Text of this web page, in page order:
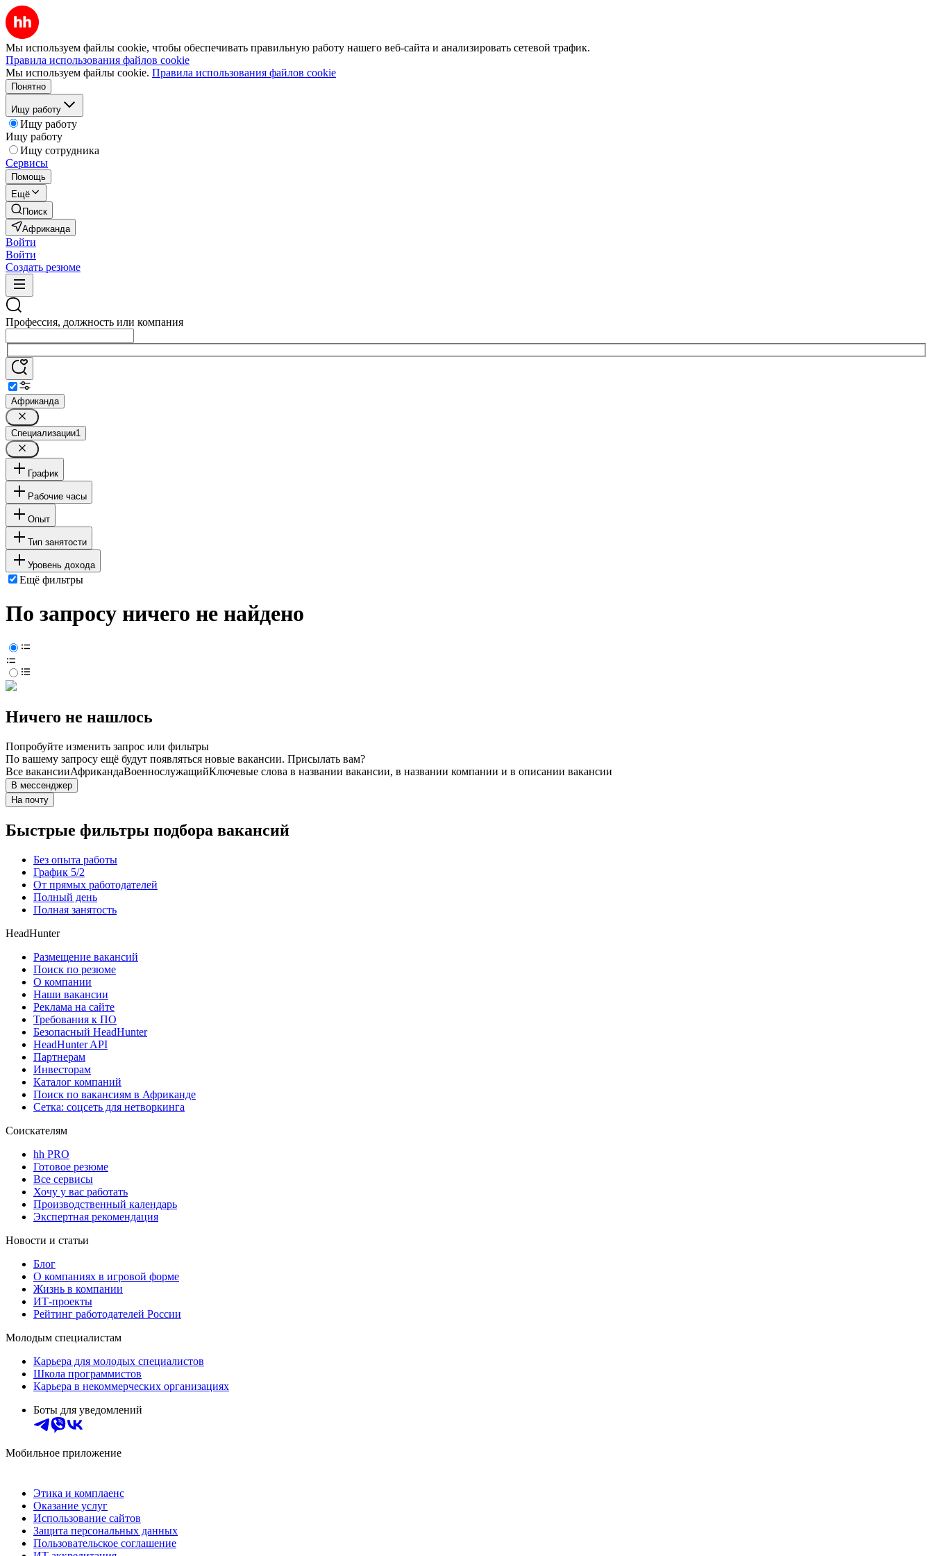
Мы используем файлы cookie, чтобы обеспечивать правильную работу нашего веб-сайта и анализировать сетевой трафик.
Правила использования файлов cookie
Мы используем файлы cookie. Правила использования файлов cookie
Понятно
Ищу работу
Ищу работу
Ищу работу
Ищу сотрудника
Сервисы
Помощь
Ещё
Поиск
Африканда
Войти
Войти
Создать резюме
Профессия, должность или компания
Африканда
Специализации1
График
Рабочие часы
Опыт
Тип занятости
Уровень дохода
Ещё фильтры
По запросу ничего не найдено
Ничего не нашлось
Попробуйте изменить запрос или фильтры
По вашему запросу ещё будут появляться новые вакансии. Присылать вам?
Все вакансииАфрикандаВоеннослужащийКлючевые слова в названии вакансии, в названии компании и в описании вакансии
В мессенджер
На почту
Быстрые фильтры подбора вакансий
Без опыта работы
График 5/2
От прямых работодателей
Полный день
Полная занятость
HeadHunter
Размещение вакансий
Поиск по резюме
О компании
Наши вакансии
Реклама на сайте
Требования к ПО
Безопасный HeadHunter
HeadHunter API
Партнерам
Инвесторам
Каталог компаний
Поиск по вакансиям в Африканде
Сетка: соцсеть для нетворкинга
Соискателям
hh PRO
Готовое резюме
Все сервисы
Хочу у вас работать
Производственный календарь
Экспертная рекомендация
Новости и статьи
Блог
О компаниях в игровой форме
Жизнь в компании
ИТ-проекты
Рейтинг работодателей России
Молодым специалистам
Карьера для молодых специалистов
Школа программистов
Карьера в некоммерческих организациях
Боты для уведомлений
Мобильное приложение
Этика и комплаенс
Оказание услуг
Использование сайтов
Защита персональных данных
Пользовательское соглашение